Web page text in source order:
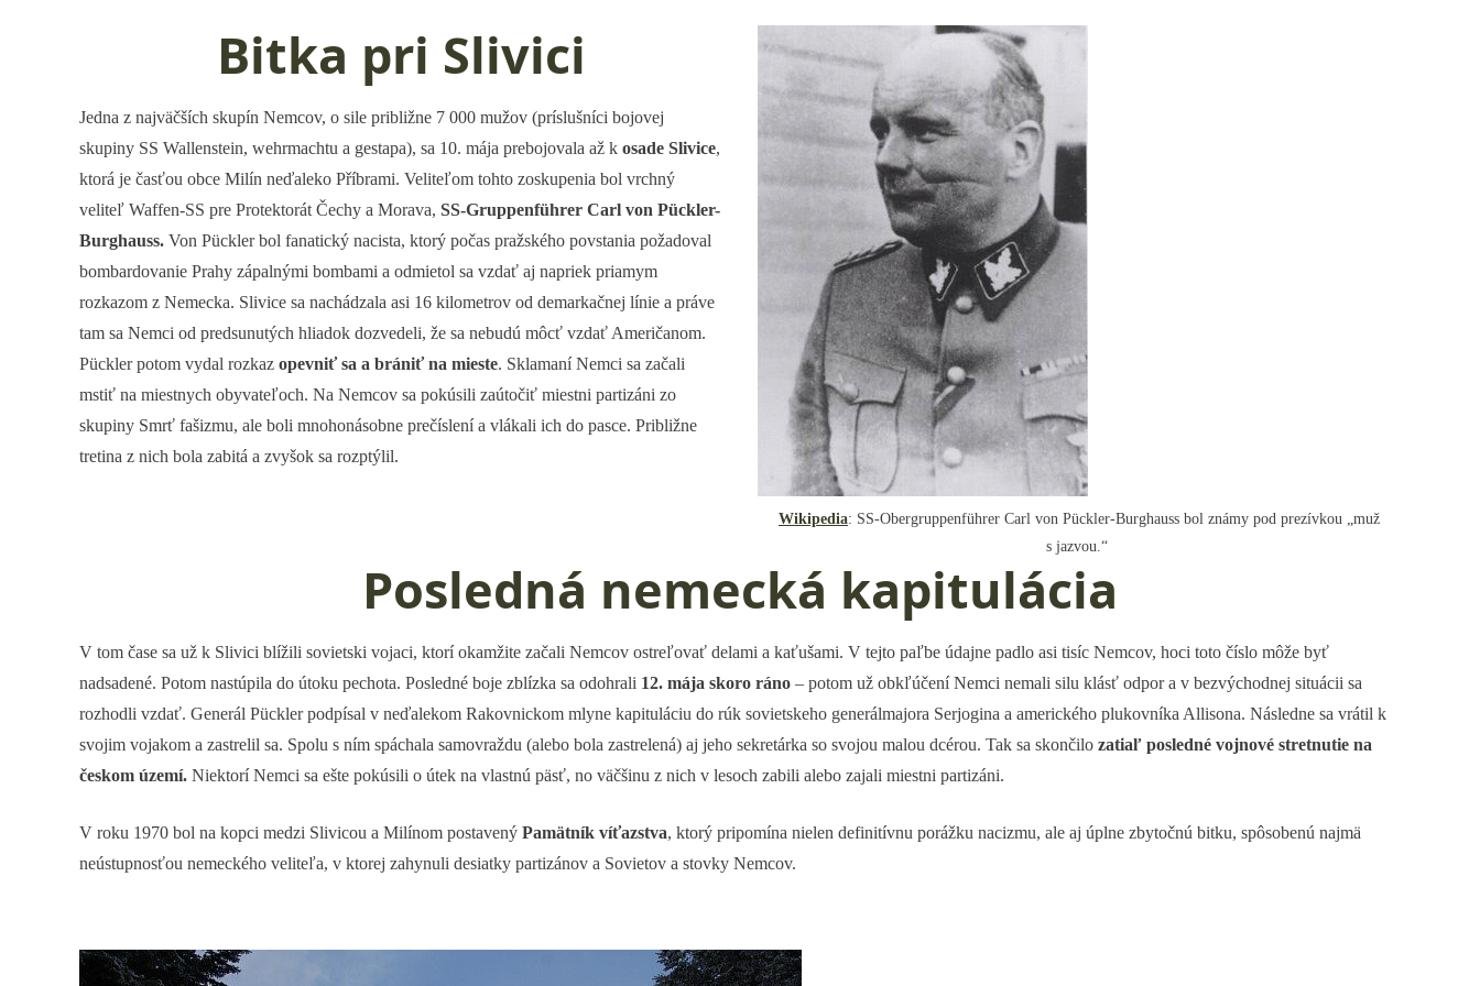
Bitka pri Slivici
Jedna z najväčších skupín Nemcov, o sile približne 7 000 mužov (príslušníci bojovej
skupiny SS Wallenstein, wehrmachtu a gestapa), sa 10. mája prebojovala až k osade Slivice,
ktorá je časťou obce Milín neďaleko Příbrami. Veliteľom tohto zoskupenia bol vrchný
veliteľ Waffen-SS pre Protektorát Čechy a Morava, SS-Gruppenführer Carl von Pückler-
Burghauss. Von Pückler bol fanatický nacista, ktorý počas pražského povstania požadoval
bombardovanie Prahy zápalnými bombami a odmietol sa vzdať aj napriek priamym
rozkazom z Nemecka. Slivice sa nachádzala asi 16 kilometrov od demarkačnej línie a práve
tam sa Nemci od predsunutých hliadok dozvedeli, že sa nebudú môcť vzdať Američanom.
Pückler potom vydal rozkaz opevniť sa a brániť na mieste. Sklamaní Nemci sa začali
mstiť na miestnych obyvateľoch. Na Nemcov sa pokúsili zaútočiť miestni partizáni zo
skupiny Smrť fašizmu, ale boli mnohonásobne prečíslení a vlákali ich do pasce. Približne
tretina z nich bola zabitá a zvyšok sa rozptýlil.
Wikipedia: SS-Obergruppenführer Carl von Pückler-Burghauss bol známy pod prezívkou „muž
s jazvou.“
Posledná nemecká kapitulácia
V tom čase sa už k Slivici blížili sovietski vojaci, ktorí okamžite začali Nemcov ostreľovať delami a kaťušami. V tejto paľbe údajne padlo asi tisíc Nemcov, hoci toto číslo môže byť
nadsadené. Potom nastúpila do útoku pechota. Posledné boje zblízka sa odohrali 12. mája skoro ráno – potom už obkľúčení Nemci nemali silu klásť odpor a v bezvýchodnej situácii sa
rozhodli vzdať. Generál Pückler podpísal v neďalekom Rakovnickom mlyne kapituláciu do rúk sovietskeho generálmajora Serjogina a amerického plukovníka Allisona. Následne sa vrátil k
svojim vojakom a zastrelil sa. Spolu s ním spáchala samovraždu (alebo bola zastrelená) aj jeho sekretárka so svojou malou dcérou. Tak sa skončilo zatiaľ posledné vojnové stretnutie na
českom území. Niektorí Nemci sa ešte pokúsili o útek na vlastnú päsť, no väčšinu z nich v lesoch zabili alebo zajali miestni partizáni.
V roku 1970 bol na kopci medzi Slivicou a Milínom postavený Pamätník víťazstva, ktorý pripomína nielen definitívnu porážku nacizmu, ale aj úplne zbytočnú bitku, spôsobenú najmä
neústupnosťou nemeckého veliteľa, v ktorej zahynuli desiatky partizánov a Sovietov a stovky Nemcov.